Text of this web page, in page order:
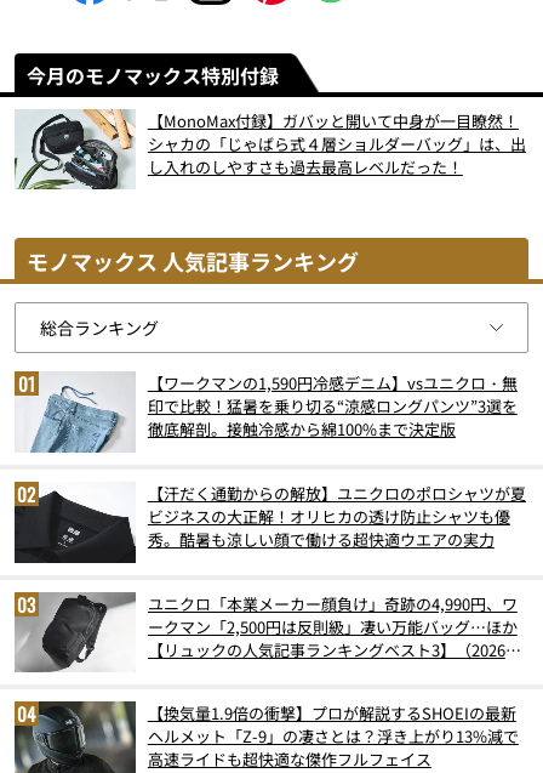
今月のモノマックス特別付録
【MonoMax付録】ガバッと開いて中身が一目瞭然！
シャカの「じゃばら式４層ショルダーバッグ」は、出
し入れのしやすさも過去最高レベルだった！
モノマックス 人気記事ランキング
【ワークマンの1,590円冷感デニム】vsユニクロ・無
印で比較！猛暑を乗り切る“涼感ロングパンツ”3選を
徹底解剖。接触冷感から綿100%まで決定版
【汗だく通勤からの解放】ユニクロのポロシャツが夏
ビジネスの大正解！オリヒカの透け防止シャツも優
秀。酷暑も涼しい顔で働ける超快適ウエアの実力
ユニクロ「本業メーカー顔負け」奇跡の4,990円、ワ
ークマン「2,500円は反則級」凄い万能バッグ…ほか
【リュックの人気記事ランキングベスト3】（2026年
【換気量1.9倍の衝撃】プロが解説するSHOEIの最新
ヘルメット「Z-9」の凄さとは？浮き上がり13%減で
高速ライドも超快適な傑作フルフェイス